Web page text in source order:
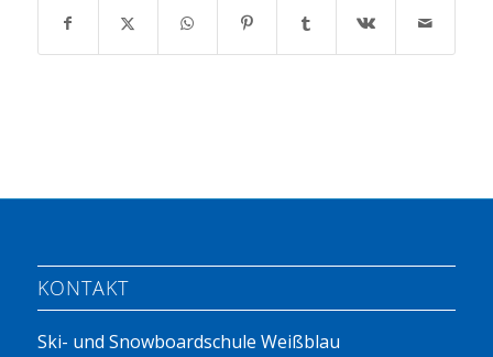
KONTAKT
Ski- und Snowboardschule Weißblau